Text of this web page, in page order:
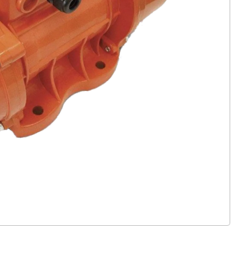
Промышленные фильтры и комплектующие
Оборудование для производства ЖБИ
Телескопические загрузчики
Промышленные вибраторы
Дробильно-сортировочный комплекс